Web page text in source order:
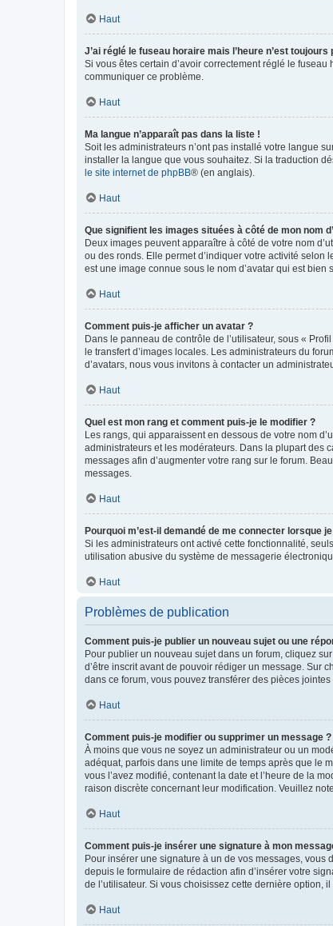
Haut
J’ai réglé le fuseau horaire mais l’heure n’est
Si vous êtes certain d’avoir correctement réglé le
communiquer ce problème.
Haut
Ma langue n’apparaît pas dans la liste !
Soit les administrateurs n’ont pas installé votre langue
installer la langue que vous souhaitez. Si la traduction
le site internet de phpBB® (en anglais).
Haut
Que signifient les images situées à côté de mon nom
Deux images peuvent apparaître à côté de votre nom
ou des ronds. Elle permet d’indiquer votre activité selon
est une image connue sous le nom d’avatar qui est
Haut
Comment puis-je afficher un avatar ?
Dans le panneau de contrôle de l’utilisateur, sous «
le transfert d’images locales. Les administrateurs du
d’avatars, nous vous invitons à contacter un
Haut
Quel est mon rang et comment puis-je le modifier ?
Les rangs, qui apparaissent en dessous de votre nom
administrateurs et les modérateurs. Dans la plupart des
messages afin d’augmenter votre rang sur le forum.
messages.
Haut
Pourquoi m’est-il demandé de me connecter lorsque
Si les administrateurs ont activé cette fonctionnalité,
utilisation abusive du système de messagerie
Haut
Problèmes de publication
Comment puis-je publier un nouveau sujet ou une
Pour publier un nouveau sujet dans un forum, cliquez
d’être inscrit avant de pouvoir rédiger un message. Sur
dans ce forum, vous pouvez transférer des pièces jointes
Haut
Comment puis-je modifier ou supprimer un message ?
À moins que vous ne soyez un administrateur ou un
adéquat, parfois dans une limite de temps après que le
vous l’avez modifié, contenant la date et l’heure de la
raison discrète concernant leur modification. Veuillez
Haut
Comment puis-je insérer une signature à mon
Pour insérer une signature à un de vos messages, vous
depuis le formulaire de rédaction afin d’insérer votre
de l’utilisateur. Si vous choisissez cette dernière option,
Haut